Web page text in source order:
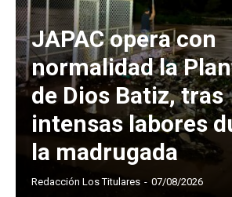
JAPAC opera con
normalidad la
de Dios Batiz, tras
intensas labores
la madrugada
Redacción Los Titulares - 07/08/2026